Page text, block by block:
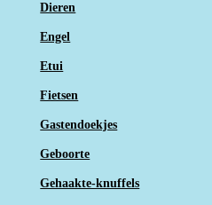
Dieren
Engel
Etui
Fietsen
Gastendoekjes
Geboorte
Gehaakte-knuffels